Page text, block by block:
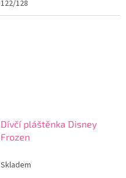
122/128
Dívčí pláštěnka Disney
Frozen
Skladem